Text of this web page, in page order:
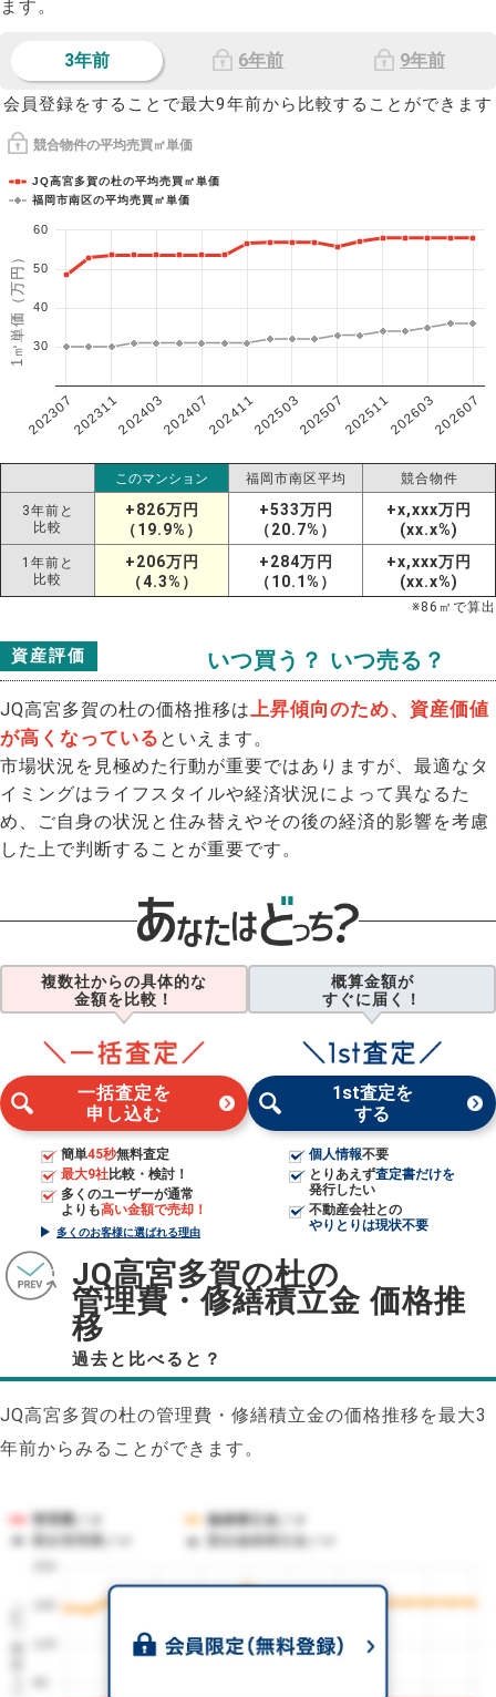
ます。
3年前 6年前 9年前
会員登録をすることで最大9年前から比較することができます
競合物件の平均売買㎡単価
1㎡単価（万円）
JQ高宮多賀の杜の平均売買㎡単価
福岡市南区の平均売買㎡単価
202307202311202403202407202411202503202507202511202603202607
30
40
50
60
このマンション 福岡市南区平均 競合物件
3年前と
比較
+826万円
（19.9%）
+533万円
（20.7%）
+x,xxx万円
(xx.x%)
1年前と
比較
+206万円
（4.3%）
+284万円
（10.1%）
+x,xxx万円
(xx.x%)
※86 ㎡で算出
資産評価 いつ買う？ いつ売る？
JQ高宮多賀の杜の価格推移は 上昇傾向のため、資産価値
が高くなっている といえます。
市場状況を見極めた行動が重要ではありますが、最適なタ
イミングはライフスタイルや経済状況によって異なるた
め、ご自身の状況と住み替えやその後の経済的影響を考慮
した上で判断することが重要です。
複数社からの具体的な
金額を比較！
一括査定を
申し込む
簡単45秒無料査定
最大9社比較・検討！
多くのユーザーが通常
よりも高い金額で売却！
多くのお客様に選ばれる理由
概算金額が
すぐに届く！
1st査定を
する
個人情報不要
とりあえず査定書だけを
発行したい
不動産会社との
やりとりは現状不要
JQ高宮多賀の杜の
管理費・修繕積立金 価格推
移
過去と比べると？
JQ高宮多賀の杜の管理費・修繕積立金の価格推移を最大3
年前からみることができます。
1㎡単価（円）
管理費／㎡
修繕積立金／㎡
競合管理費／㎡
競合修繕積立金／㎡